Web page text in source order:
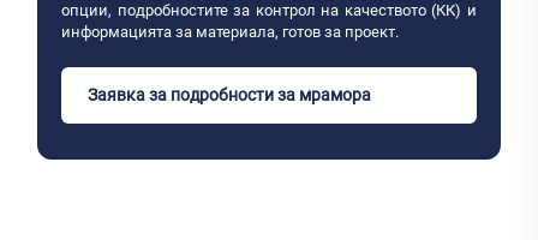
опции, подробностите за контрол на качеството (КК) и
информацията за материала, готов за проект.
Заявка за подробности за мрамора